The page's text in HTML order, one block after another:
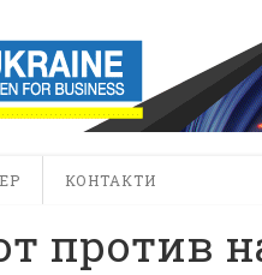
КОНТАКТИ
против